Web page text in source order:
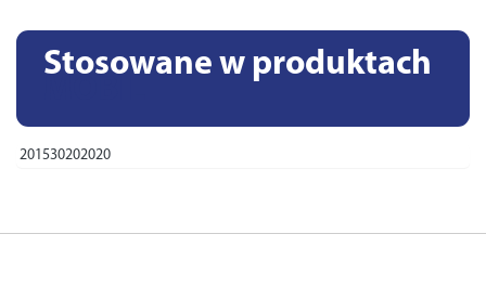
Stosowane w produktach
201530202020